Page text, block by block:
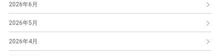
2026年6月
2026年5月
2026年4月